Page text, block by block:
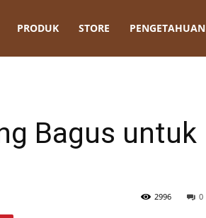
PRODUK STORE PENGETAHUAN
Bagus untuk
0
2996